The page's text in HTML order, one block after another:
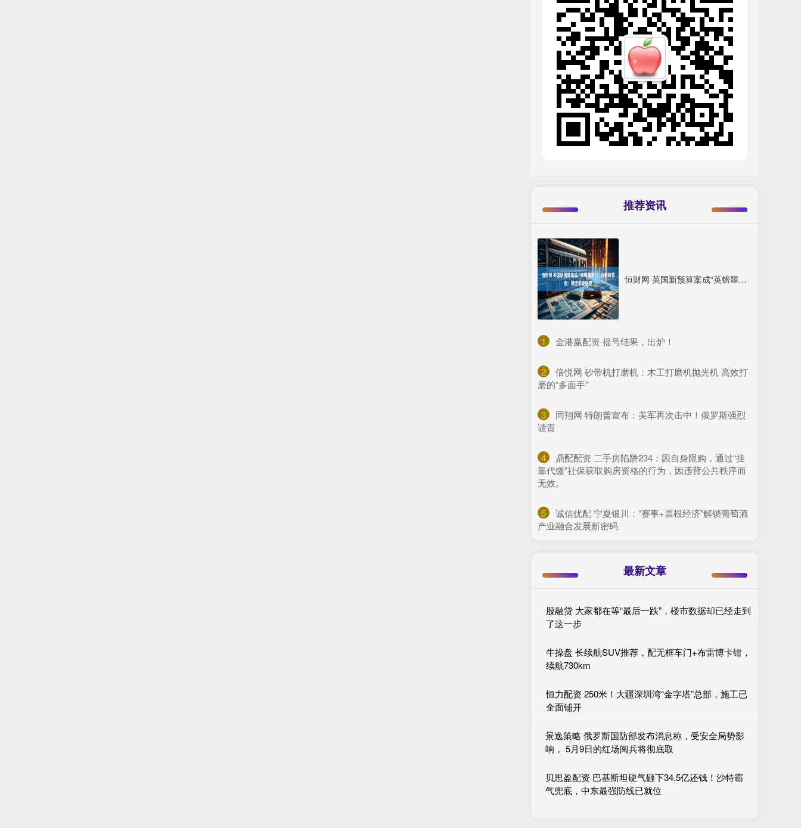
推荐资讯
恒财网 英国新预算案成“英镑噩梦”！分析师警告：横竖都是利空
1 ​金港赢配资 摇号结果，出炉！
2
​倍悦网 砂带机打磨机：木工打磨机抛光机 高效打
磨的“多面手”
3
​同翔网 特朗普宣布：美军再次击中！俄罗斯强烈
谴责
4
​鼎配配资 二手房陷阱234：因自身限购，通过“挂
靠代缴”社保获取购房资格的行为，因违背公共秩序而
无效。
5
​诚信优配 宁夏银川：“赛事+票根经济”解锁葡萄酒
产业融合发展新密码
最新文章
股融贷 大家都在等“最后一跌”，楼市数据却已经走到
了这一步
牛操盘 长续航SUV推荐，配无框车门+布雷博卡钳，
续航730km
恒力配资 250米！大疆深圳湾“金字塔”总部，施工已
全面铺开
景逸策略 俄罗斯国防部发布消息称，受安全局势影
响， 5月9日的红场阅兵将彻底取
贝思盈配资 巴基斯坦硬气砸下34.5亿还钱！沙特霸
气兜底，中东最强防线已就位